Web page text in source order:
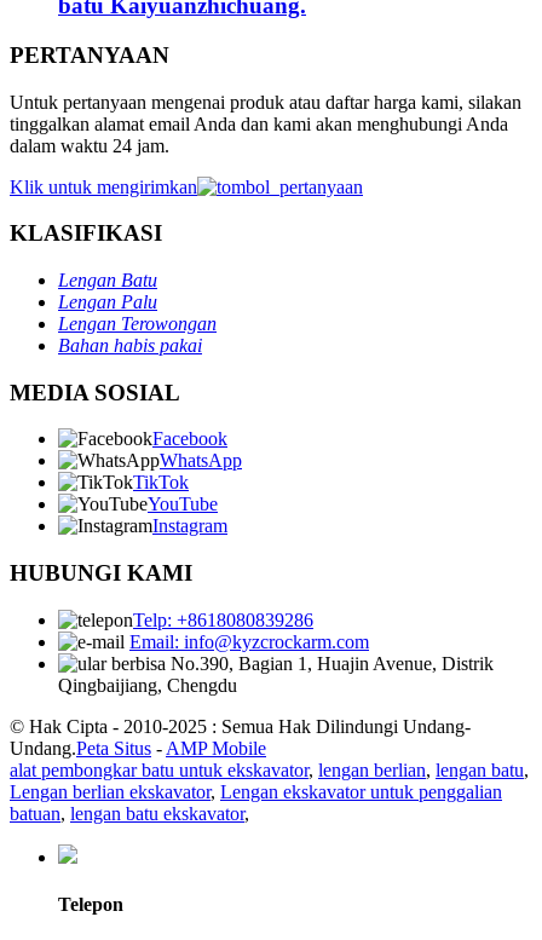
batu Kaiyuanzhichuang.
PERTANYAAN
Untuk pertanyaan mengenai produk atau daftar harga kami, silakan
tinggalkan alamat email Anda dan kami akan menghubungi Anda
dalam waktu 24 jam.
Klik untuk mengirimkan
KLASIFIKASI
Lengan Batu
Lengan Palu
Lengan Terowongan
Bahan habis pakai
MEDIA SOSIAL
Facebook
WhatsApp
TikTok
YouTube
Instagram
HUBUNGI KAMI
Telp: +8618080839286
Email: info@kyzcrockarm.com
No.390, Bagian 1, Huajin Avenue, Distrik
Qingbaijiang, Chengdu
© Hak Cipta - 2010-2025 : Semua Hak Dilindungi Undang-
Undang.Peta Situs - AMP Mobile
alat pembongkar batu untuk ekskavator, lengan berlian, lengan batu,
Lengan berlian ekskavator, Lengan ekskavator untuk penggalian
batuan, lengan batu ekskavator,
Telepon